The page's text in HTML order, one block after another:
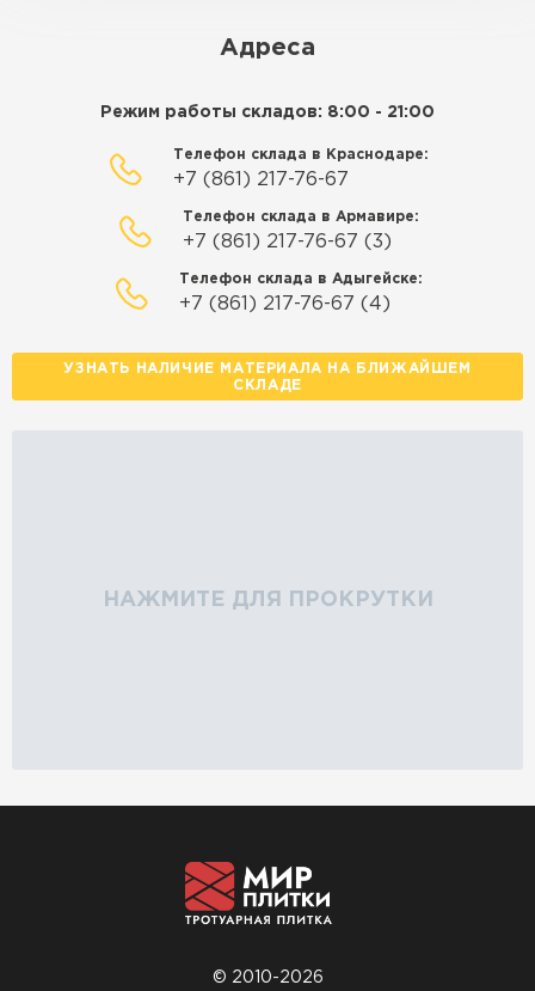
Адреса
Режим работы складов: 8:00 - 21:00
Телефон склада в Краснодаре:
+7 (861) 217-76-67
Телефон склада в Армавире:
+7 (861) 217-76-67 (3)
Телефон склада в Адыгейске:
+7 (861) 217-76-67 (4)
УЗНАТЬ НАЛИЧИЕ МАТЕРИАЛА НА БЛИЖАЙШЕМ
СКЛАДЕ
НАЖМИТЕ ДЛЯ ПРОКРУТКИ
© 2010-2026